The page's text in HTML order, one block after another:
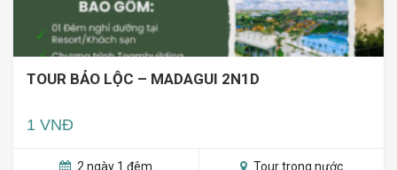
TOUR BẢO LỘC – MADAGUI 2N1D
1 VNĐ
2 ngày 1 đêm Tour trong nước